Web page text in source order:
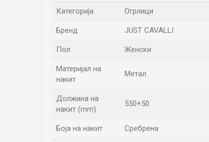
Категорија
Огрлици
Бренд JUST CAVALLI
Пол Женски
Материјал на
накит
Метал
Должина на
накит (mm)
550+50
Боја на накит Сребрена